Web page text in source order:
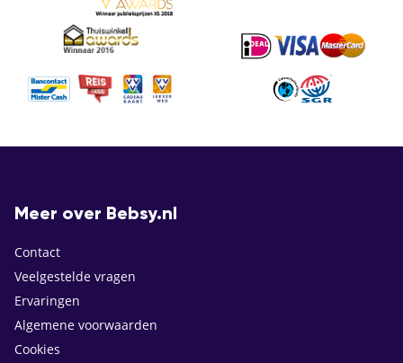
Meer over Bebsy.nl
Contact
Veelgestelde vragen
Ervaringen
Algemene voorwaarden
Cookies